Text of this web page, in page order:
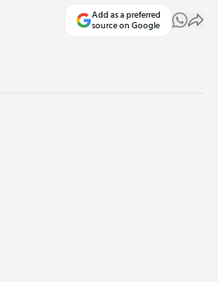
Add as a preferred
source on Google